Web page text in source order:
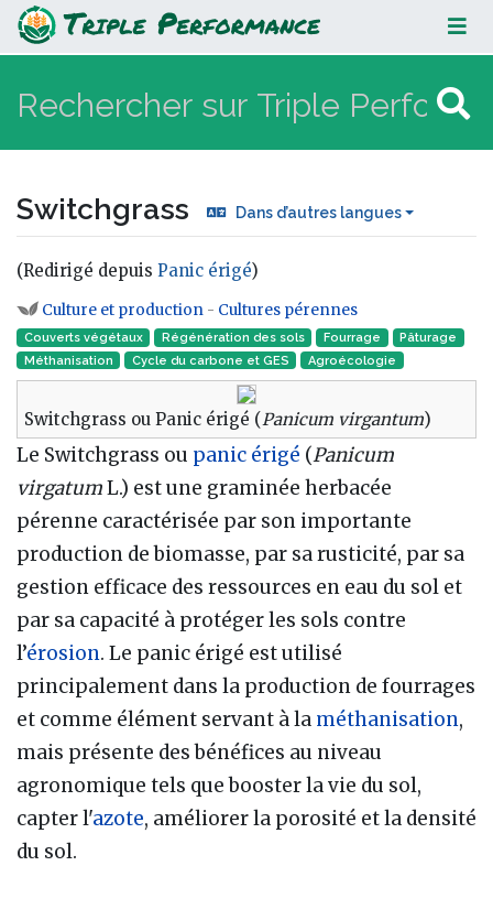
Switchgrass
Switchgrass Dans d’autres langues
(Redirigé depuis Panic érigé)
Aller à :navigation,rechercher
Culture et production - Cultures pérennes
Couverts végétaux Régénération des sols Fourrage
Pâturage
Méthanisation
Cycle du carbone et GES Agroécologie
Switchgrass ou Panic érigé (Panicum virgantum)
Le Switchgrass ou panic érigé (Panicum
virgatumL.) est une graminée herbacée
pérenne caractérisée par son importante
production de biomasse, par sa rusticité, par sa
gestion efficace des ressources en eau du sol et
par sa capacité à protéger les sols contre
l’érosion. Le panic érigé est utilisé
principalement dans la production de fourrages
et comme élément servant à la méthanisation,
mais présente des bénéfices au niveau
agronomique tels que booster la vie du sol,
capter l'azote, améliorer la porosité et la densité
du sol.